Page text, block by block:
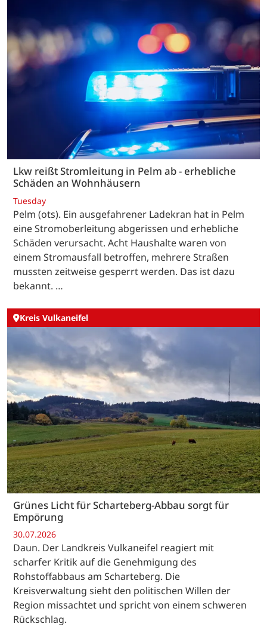
Lkw reißt Stromleitung in Pelm ab - erhebliche
Schäden an Wohnhäusern
Tuesday
Pelm (ots). Ein ausgefahrener Ladekran hat in Pelm
eine Stromoberleitung abgerissen und erhebliche
Schäden verursacht. Acht Haushalte waren von
einem Stromausfall betroffen, mehrere Straßen
mussten zeitweise gesperrt werden. Das ist dazu
bekannt. …
Kreis Vulkaneifel
Grünes Licht für Scharteberg-Abbau sorgt für
Empörung
30.07.2026
Daun. Der Landkreis Vulkaneifel reagiert mit
scharfer Kritik auf die Genehmigung des
Rohstoffabbaus am Scharteberg. Die
Kreisverwaltung sieht den politischen Willen der
Region missachtet und spricht von einem schweren
Rückschlag.